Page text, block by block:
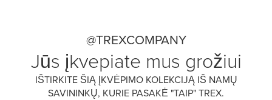
@TREXCOMPANY
Jūs įkvepiate mus grožiui
IŠTIRKITE ŠIĄ ĮKVĖPIMO KOLEKCIJĄ IŠ NAMŲ
SAVININKŲ, KURIE PASAKĖ "TAIP" TREX.